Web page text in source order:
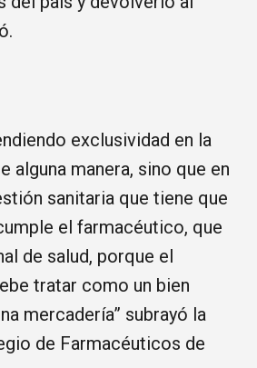
exclusividad en la
alguna manera, sino que en
sanitaria que tiene que
el farmacéutico, que
de salud, porque el
tratar como un bien
mercadería” subrayó la
de Farmacéuticos de